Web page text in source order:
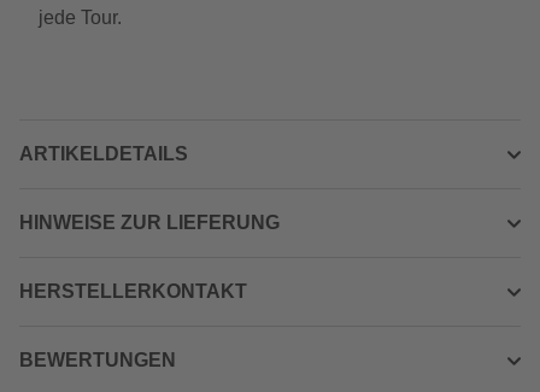
jede Tour.
ARTIKELDETAILS
HINWEISE ZUR LIEFERUNG
HERSTELLERKONTAKT
BEWERTUNGEN